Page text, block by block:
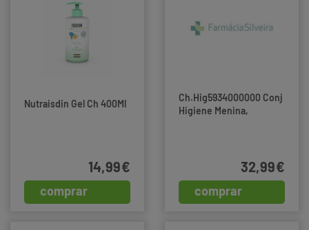
Nutraisdin Gel Ch 400Ml
comprar
14,99€
Ch.Hig5934000000 Conj
Higiene Menina,
comprar
32,99€